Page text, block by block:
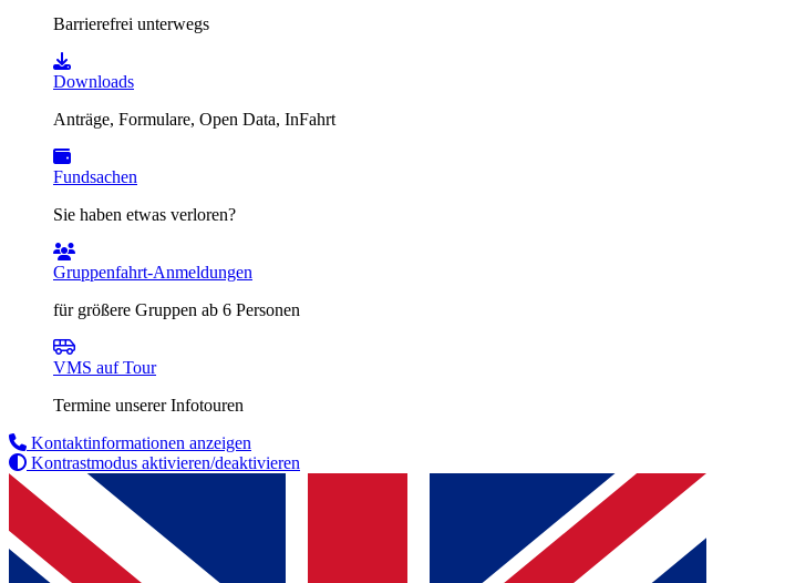
Barrierefrei unterwegs
Downloads
Anträge, Formulare, Open Data, InFahrt
Fundsachen
Sie haben etwas verloren?
Gruppenfahrt-Anmeldungen
für größere Gruppen ab 6 Personen
VMS auf Tour
Termine unserer Infotouren
Kontaktinformationen anzeigen
Kontrastmodus aktivieren/deaktivieren